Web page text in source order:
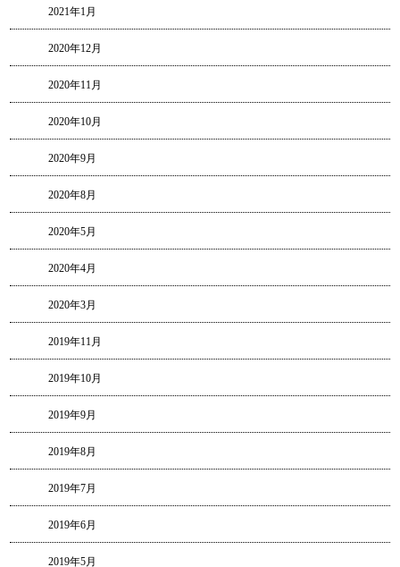
2021年1月
2020年12月
2020年11月
2020年10月
2020年9月
2020年8月
2020年5月
2020年4月
2020年3月
2019年11月
2019年10月
2019年9月
2019年8月
2019年7月
2019年6月
2019年5月